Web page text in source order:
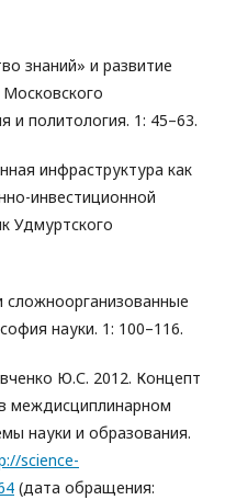
знаний» и развитие
и политология. 1: 45–63.
инфраструктура как
инвестиционной
Удмуртского
сложноорганизованные
науки. 1: 100–116.
Ю.С. 2012. Концепт
междисциплинарном
науки и образования.
science-
(дата обращения: